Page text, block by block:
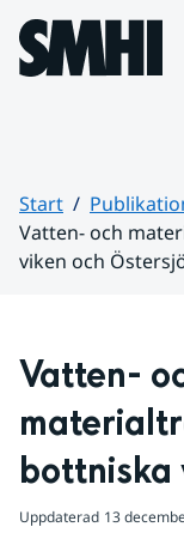
Hoppa till sidans
Start
Vatten- och
viken och
Vatten-
bottniska
Uppdaterad 13